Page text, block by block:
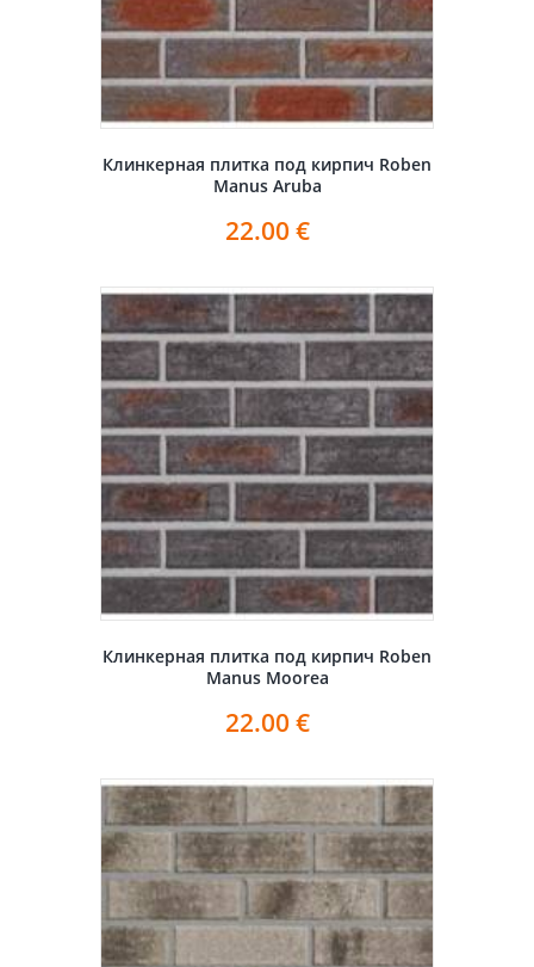
Клинкерная плитка под кирпич Roben
Manus Aruba
22.00 €
Клинкерная плитка под кирпич Roben
Manus Moorea
22.00 €